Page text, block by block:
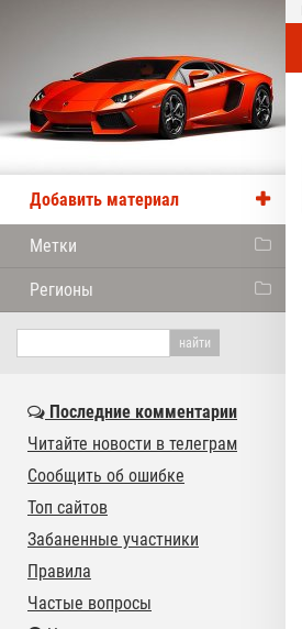
Добавить материал
Метки
Регионы
Последние комментарии
Читайте новости в телеграм
Сообщить об ошибке
Топ сайтов
Забаненные участники
Правила
Частые вопросы